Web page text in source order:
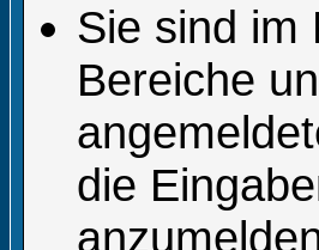
Sie sind im
Bereiche
die